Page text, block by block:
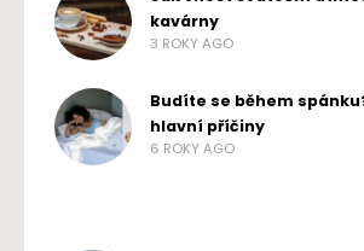
kavárny
3 ROKY AGO
Budíte se během
hlavní příčiny
6 ROKY AGO